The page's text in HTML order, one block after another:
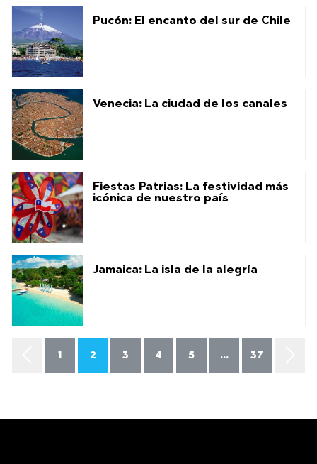
Pucón: El encanto del sur de Chile
Venecia: La ciudad de los canales
Fiestas Patrias: La festividad más
icónica de nuestro país
Jamaica: La isla de la alegría
1 2 3 4 5 ... 37